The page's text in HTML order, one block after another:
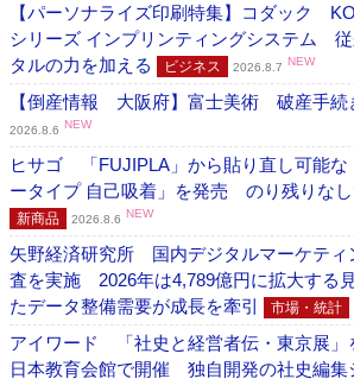
【パーソナライズ印刷特集】コダック
シリーズ インプリンティングシステム
タルの力を加える
ビジネス 2026.8.7 NEW
【倒産情報 大阪府】富士美術 破産手続
2026.8.6 NEW
ヒサゴ 「FUJIPLA」から貼り直し可能な
ータイプ 自己吸着」を発売 のり残りな
新商品 2026.8.6 NEW
矢野経済研究所 国内デジタルマーケティ
査を実施 2026年は4,789億円に拡大する
たデータ整備需要が成長を牽引
市場・統計
アイワード 「社史と経営者伝・東京展」
日本教育会館で開催 独自開発の社史編集